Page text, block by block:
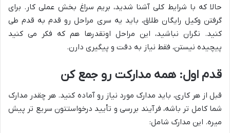
حالا که با شرایط کلی آشنا شدید، بریم سراغ بخش عملی کار. برای
گرفتن وکیل رایگان طلاق، باید یه سری مراحل رو قدم به قدم طی
کنید. نگران نباشید، این مراحل اونقدرها هم که فکر می کنید
پیچیده نیستن، فقط نیاز به دقت و پیگیری دارن.
قدم اول: همه مدارکت رو جمع کن
قبل از هر کاری، باید مدارک مورد نیاز رو آماده کنید. هر چقدر مدارک
شما کامل تر باشه، فرآیند بررسی و تأیید درخواستتون سریع تر پیش
میره. این مدارک شامل: